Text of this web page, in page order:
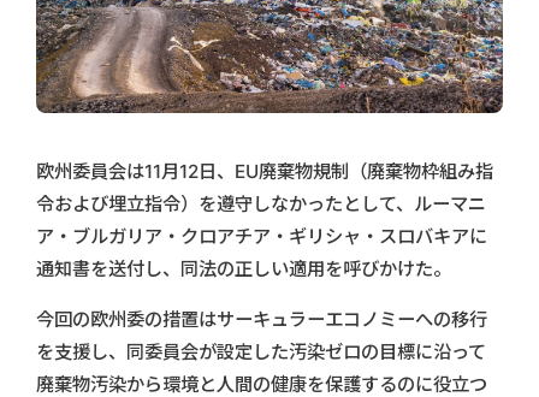
欧州委員会は11月12日、EU廃棄物規制（廃棄物枠組み指
令および埋立指令）を遵守しなかったとして、ルーマニ
ア・ブルガリア・クロアチア・ギリシャ・スロバキアに
通知書を送付し、同法の正しい適用を呼びかけた。
今回の欧州委の措置はサーキュラーエコノミーへの移行
を支援し、同委員会が設定した汚染ゼロの目標に沿って
廃棄物汚染から環境と人間の健康を保護するのに役立つ